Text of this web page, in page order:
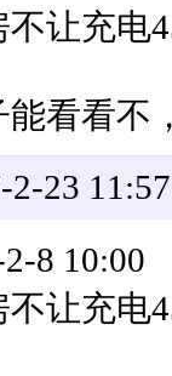
让充电
看看不
23
8 10:00
让充电